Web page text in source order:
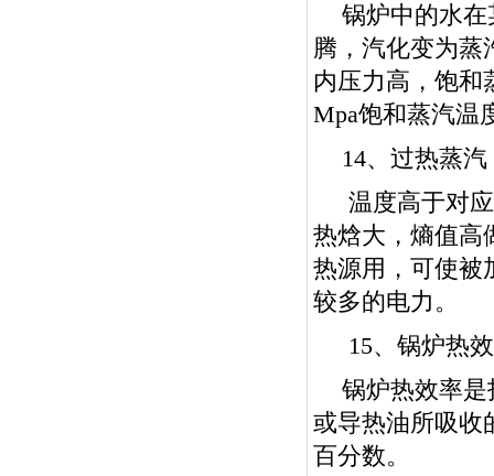
锅炉中的水
腾，汽化变为蒸
内压力高，饱和
Mpa饱和蒸汽温
14、过热蒸汽
温度高于对
热焓大，熵值高
热源用，可使被
较多的电力。
15、锅炉热
锅炉热效率
或导热油所吸收
百分数。